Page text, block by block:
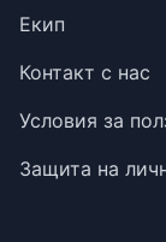
Екип
Контакт с нас
Условия за
Защита на